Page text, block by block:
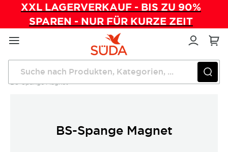
XXL LAGERVERKAUF - BIS ZU 90%
SPAREN - NUR FÜR KURZE ZEIT
Direkt
zum
Inhalt
Startseite Wundversorgung
BS-Spange
BS-Spange Magnet
BS-Spange Magnet